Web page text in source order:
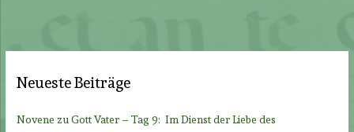
Neueste Beiträge
Novene zu Gott Vater – Tag 9: Im Dienst der Liebe des